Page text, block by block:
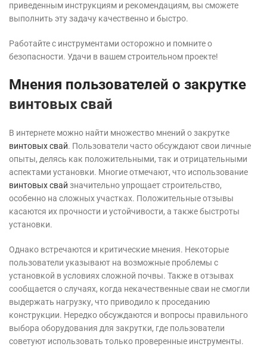
приведенным инструкциям и рекомендациям, вы сможете
выполнить эту задачу качественно и быстро.
Работайте с инструментами осторожно и помните о
безопасности. Удачи в вашем строительном проекте!
Мнения пользователей о закрутке
винтовых свай
В интернете можно найти множество мнений о закрутке
винтовых свай. Пользователи часто обсуждают свои личные
опыты, делясь как положительными, так и отрицательными
аспектами установки. Многие отмечают, что использование
винтовых свай значительно упрощает строительство,
особенно на сложных участках. Положительные отзывы
касаются их прочности и устойчивости, а также быстроты
установки.
Однако встречаются и критические мнения. Некоторые
пользователи указывают на возможные проблемы с
установкой в условиях сложной почвы. Также в отзывах
сообщается о случаях, когда некачественные сваи не смогли
выдержать нагрузку, что приводило к проседанию
конструкции. Нередко обсуждаются и вопросы правильного
выбора оборудования для закрутки, где пользователи
советуют использовать только проверенные инструменты.